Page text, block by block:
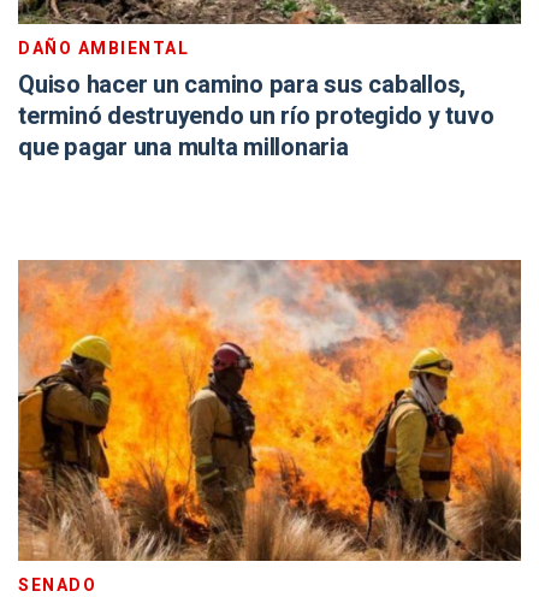
DAÑO AMBIENTAL
Quiso hacer un camino para sus caballos,
terminó destruyendo un río protegido y tuvo
que pagar una multa millonaria
SENADO